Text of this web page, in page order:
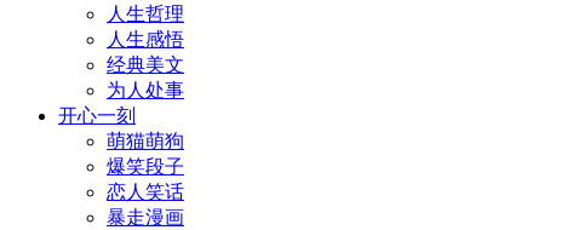
人生哲理
人生感悟
经典美文
为人处事
开心一刻
萌猫萌狗
爆笑段子
恋人笑话
暴走漫画